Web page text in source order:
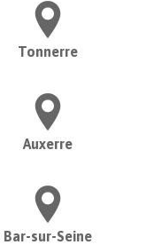
Tonnerre
Auxerre
Bar-sur-Seine